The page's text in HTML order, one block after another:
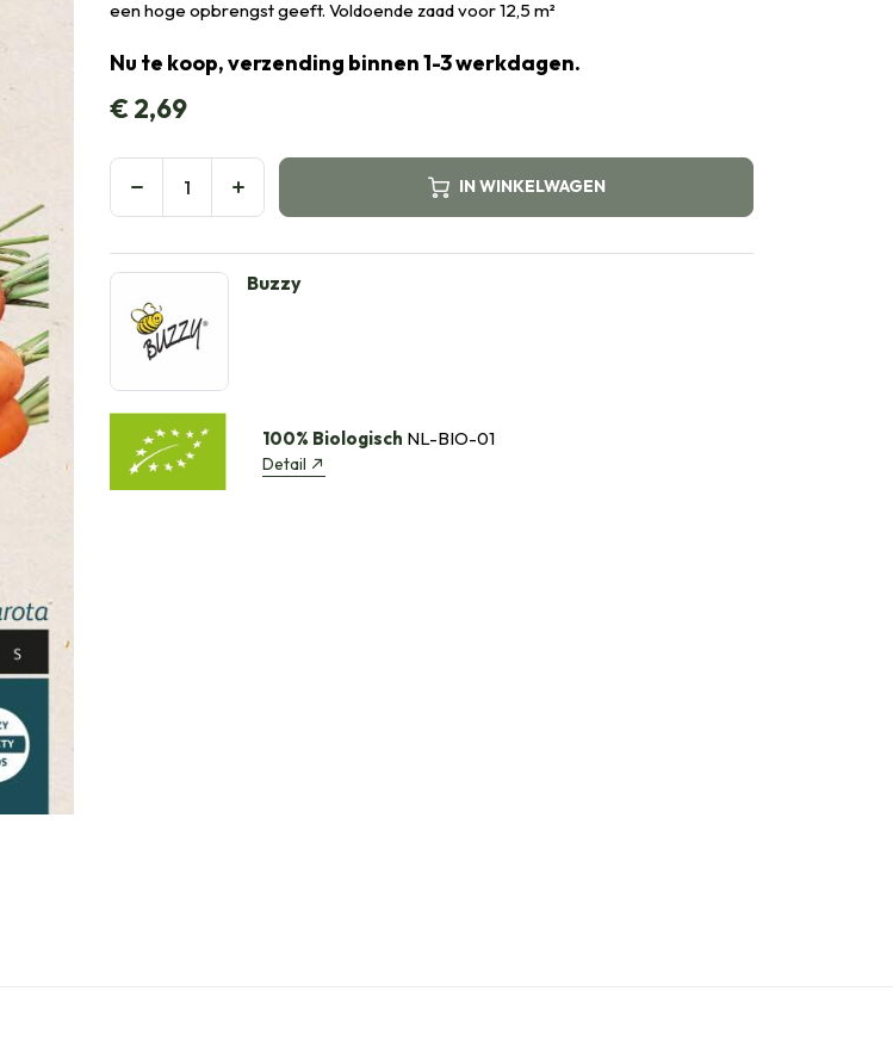
een hoge opbrengst geeft. Voldoende zaad voor 12,5 m²
Nu te koop, verzending binnen 1-3 werkdagen.
€2,69
IN WINKELWAGEN
Buzzy
100% Biologisch NL-BIO-01
Detail